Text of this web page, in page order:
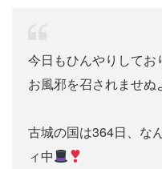
今日もひんやりしてお
お風邪を召されませ
古城の国は364日、な
ィ中